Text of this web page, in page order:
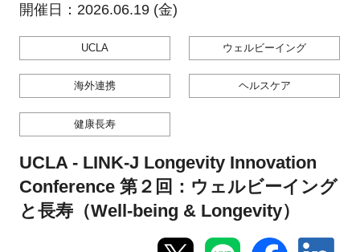
特別会員専用メニュー
お問い合わせ
マイページ
開催日：2026.06.19 (金)
UCLA ウェルビーイング
海外連携 ヘルスケア
健康長寿
UCLA - LINK-J Longevity Innovation
Conference 第２回：ウェルビーイング
と長寿（Well-being & Longevity）